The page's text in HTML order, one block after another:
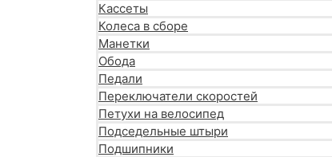
Кассеты
Колеса в сборе
Манетки
Обода
Педали
Переключатели скоростей
Петухи на велосипед
Подседельные штыри
Подшипники